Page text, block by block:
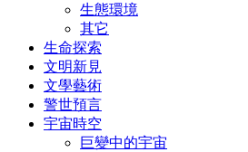
生態環境
其它
生命探索
文明新見
文學藝術
警世預言
宇宙時空
巨變中的宇宙